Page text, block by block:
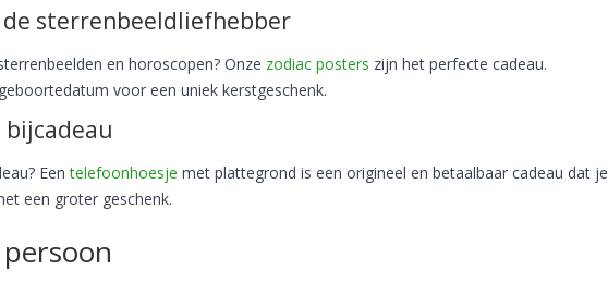
de sterrenbeeldliefhebber
en horoscopen? Onze zodiac posters zijn het perfecte cadeau.
voor een uniek kerstgeschenk.
bijcadeau
Eentelefoonhoesje met plattegrond is een origineel en betaalbaar cadeau dat je
een groter geschenk.